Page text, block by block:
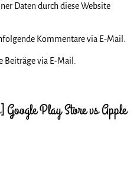
Daten durch diese Website
Kommentare via E-Mail.
via E-Mail.
Google Play Store vs Apple